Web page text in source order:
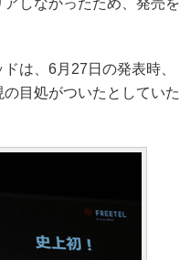
は、6月27日の発表時、
目処がついたとしていた